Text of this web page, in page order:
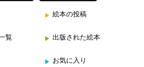
絵本の投稿
覧 出版された絵本
お気に入り